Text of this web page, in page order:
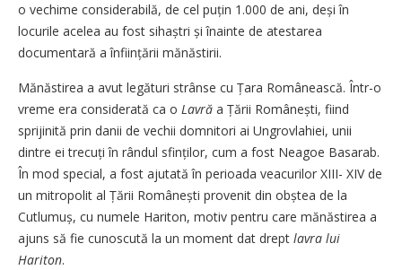
o vechime considerabilă, de cel puțin 1.000 de ani, deși în
locurile acelea au fost sihaștri și înainte de atestarea
documentară a înființării mănăstirii.
Mănăstirea a avut legături strân­se cu Țara Românească. Într-o
vreme era considerată ca o Lavră a Țării Românești, fiind
sprijinită prin danii de vechii domnitori ai Ungrovlahiei, unii
dintre ei trecuți în rândul sfinților, cum a fost Nea­goe Basarab.
În mod special, a fost ajutată în perioada veacurilor XIII- XIV de
un mitropolit al Țării Româ­nești provenit din obștea de la
Cutlu­muș, cu numele Hariton, motiv pentru care mănăstirea a
ajuns să fie cunoscută la un moment dat drept lavra lui
Hariton.